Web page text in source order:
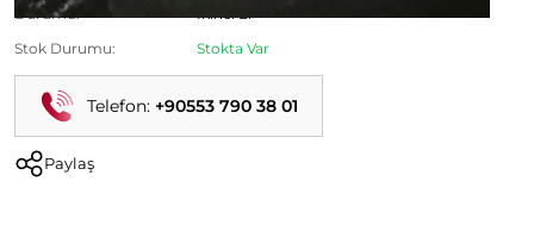
Durumu:
Stok Durumu:
Stokta Var
Telefon: +90553 790 38 01
Paylaş